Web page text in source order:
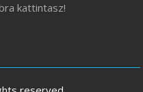
kattintasz!